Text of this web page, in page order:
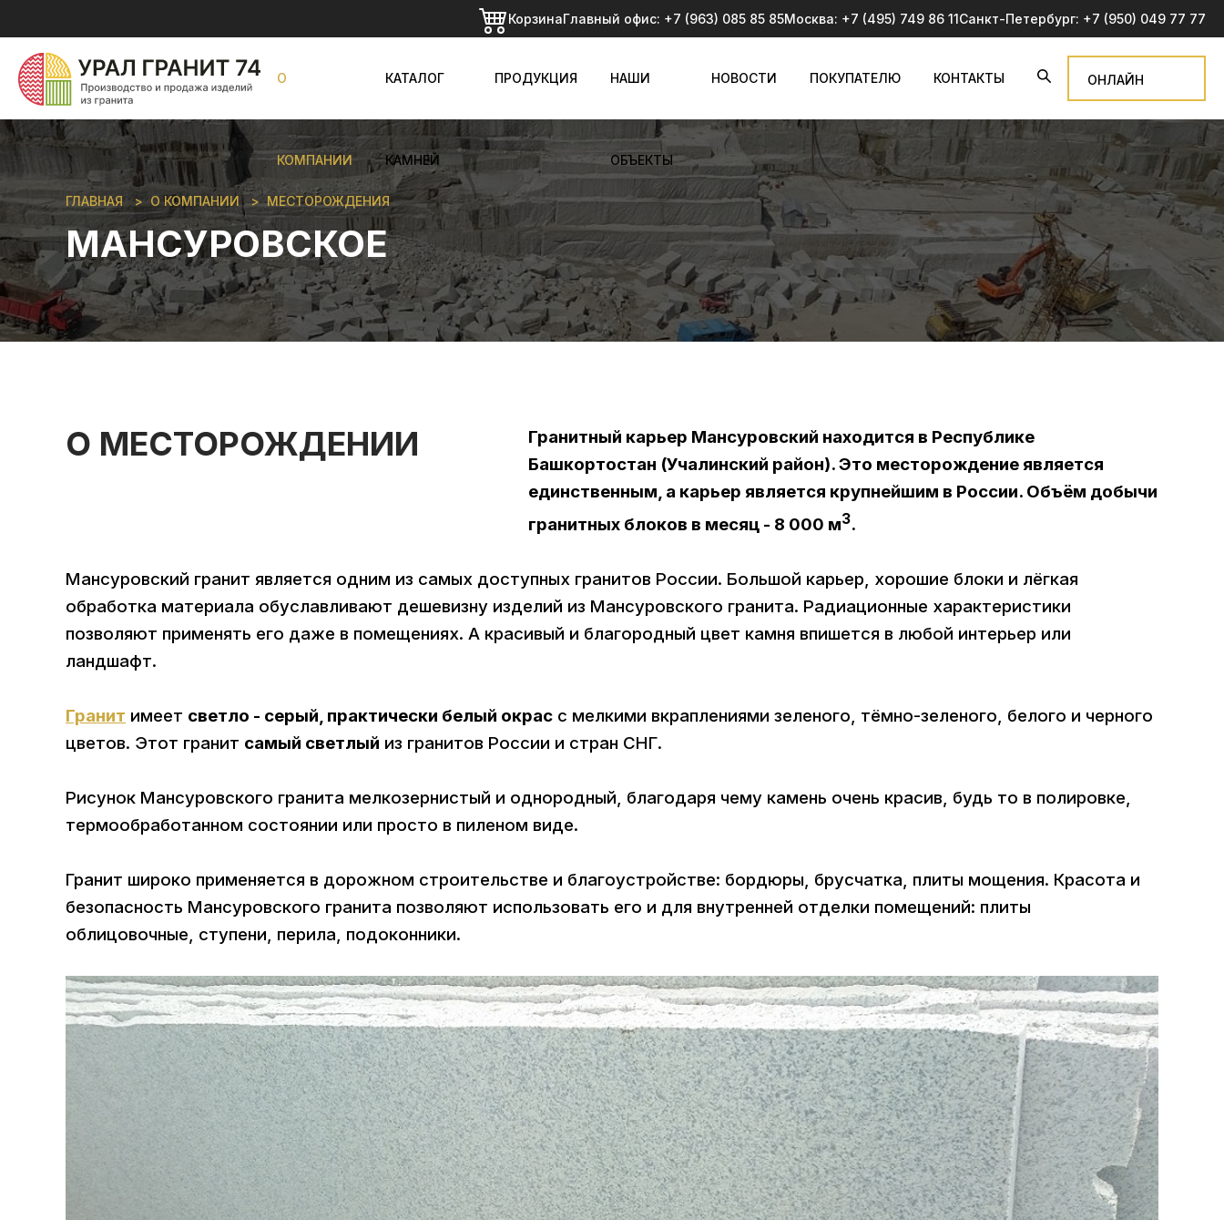
КорзинаГлавный офис: +7 (963) 085 85 85Москва: +7 (495) 749 86 11Санкт-Петербург: +7 (950) 049 77 77
О
КОМПАНИИ
КАТАЛОГ
КАМНЕЙ
ПРОДУКЦИЯ НАШИ
ОБЪЕКТЫ
НОВОСТИ ПОКУПАТЕЛЮ КОНТАКТЫ ОНЛАЙН
ГЛАВНАЯ О КОМПАНИИ МЕСТОРОЖДЕНИЯ
МАНСУРОВСКОЕ
О МЕСТОРОЖДЕНИИ
Гранитный карьер Мансуровский находится в Республике
Башкортостан (Учалинский район). Это месторождение является
единственным, а карьер является крупнейшим в России. Объём добычи
гранитных блоков в месяц - 8 000 м3.
Мансуровский гранит является одним из самых доступных гранитов России. Большой карьер, хорошие блоки и лёгкая
обработка материала обуславливают дешевизну изделий из Мансуровского гранита. Радиационные характеристики
позволяют применять его даже в помещениях. А красивый и благородный цвет камня впишется в любой интерьер или
ландшафт.
Гранит имеет светло - серый, практически белый окрас с мелкими вкраплениями зеленого, тёмно-зеленого, белого и черного
цветов. Этот гранит самый светлый из гранитов России и стран СНГ.
Рисунок Мансуровского гранита мелкозернистый и однородный, благодаря чему камень очень красив, будь то в полировке,
термообработанном состоянии или просто в пиленом виде.
Гранит широко применяется в дорожном строительстве и благоустройстве: бордюры, брусчатка, плиты мощения. Красота и
безопасность Мансуровского гранита позволяют использовать его и для внутренней отделки помещений: плиты
облицовочные, ступени, перила, подоконники.